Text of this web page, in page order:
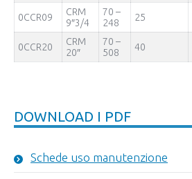
0CCR09
CRM
9″3/4
70 –
248
25
0CCR20
CRM
20″
70 –
508
40
DOWNLOAD I PDF
Schede uso manutenzione